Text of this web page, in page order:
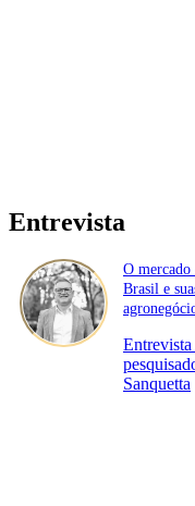
Entrevista
O mercado
Brasil e
Sanquetta